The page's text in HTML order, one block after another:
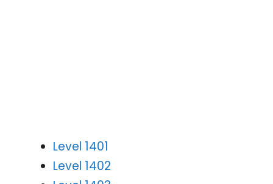
Level 1401
Level 1402